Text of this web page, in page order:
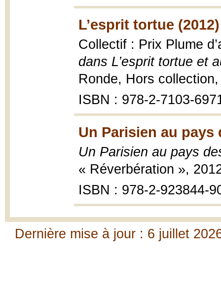
L’esprit tortue (2012)
Collectif : Prix Plume
dans L’esprit tortue et
Ronde, Hors
ISBN : 978-2-7103-
Un Parisien au
Un Parisien au pays
« Réverbération »,
ISBN : 978-2-923844-
Dernière mise à jour : 6 juillet